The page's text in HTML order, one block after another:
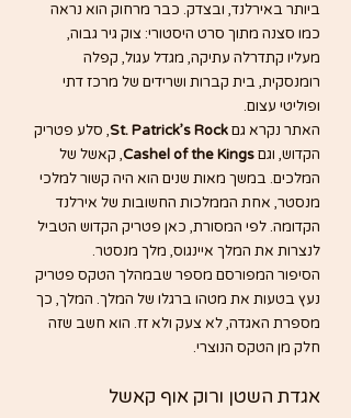
ביותר באירלנד, ובצדק. כבר מרחוק הוא נראה
כמו סצנה מתוך סרט היסטורי: צוק גיר גבוה,
מעליו קתדרלה עתיקה, מגדל עגול, קפלה
רומנסקית, בית קברות ושרידים של מרכז דתי
ופוליטי עצום.
האתר נקרא גם St. Patrick’s Rock, סלע פטריק
הקדוש, וגם Cashel of the Kings, קאשל של
המלכים. במשך מאות שנים הוא היה קשור למלכי
מנסטר, אחת הממלכות החשובות של אירלנד
הקדומה. לפי המסורת, כאן פטריק הקדוש הטביל
לנצרות את המלך איינגוס, מלך מנסטר.
הסיפור המפורסם מספר שבמהלך הטקס פטריק
נעץ בטעות את מטהו ברגלו של המלך. המלך, כך
מספרת האגדה, לא צעק ולא זז. הוא חשב שזה
חלק מן הטקס הנוצרי.
אגדת השטן ורוק אוף קאשל